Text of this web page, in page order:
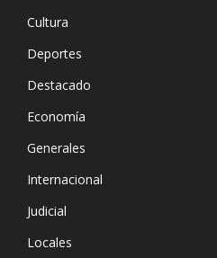
Cultura
Deportes
Destacado
Economía
Generales
Internacional
Judicial
Locales